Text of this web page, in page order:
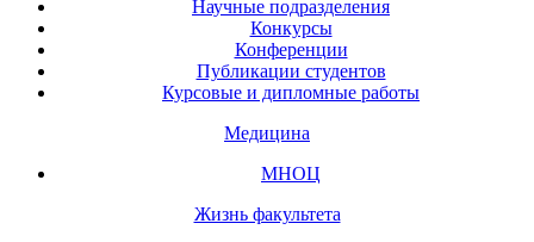
Научные подразделения
Конкурсы
Конференции
Публикации студентов
Курсовые и дипломные работы
Медицина
МНОЦ
Жизнь факультета